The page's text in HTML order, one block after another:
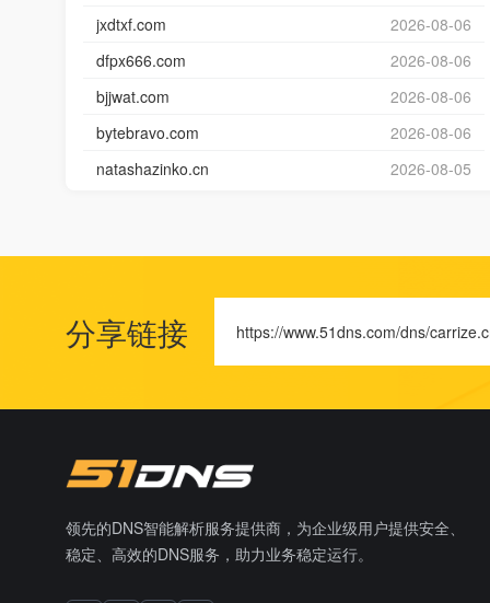
jxdtxf.com
2026-08-06
dfpx666.com
2026-08-06
bjjwat.com
2026-08-06
bytebravo.com
2026-08-06
natashazinko.cn
2026-08-05
分享链接 https://www.51dns.com/dns/
领先的DNS智能解析服务提供商，为企业级用户提供安全、
稳定、高效的DNS服务，助力业务稳定运行。